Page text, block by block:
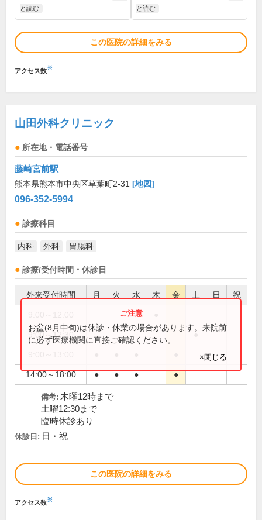
と読む
と読む
この医院の詳細をみる
アクセス数※
山田外科クリニック
所在地・電話番号
藤崎宮前駅
熊本県熊本市中央区草葉町2-31 [地図]
096-352-5994
診療科目
内科 外科 胃腸科
診療/受付時間・休診日
外来受付時間 月 火 水 木 金 土 日 祝
9:00～12:30 ●
14:00～18:00 ● ● ● ●
お盆(8月中旬)は休診・休業の場合があります。来院前
に必ず医療機関に直接ご確認ください。
×閉じる
備考: 木曜12時まで
土曜12:30まで
臨時休診あり
休診日: 日・祝
この医院の詳細をみる
アクセス数※